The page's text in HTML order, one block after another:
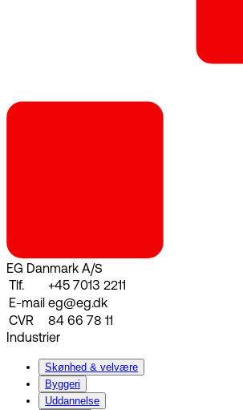
EG Danmark A/S
Tlf.
+45 7013 2211
E-mail eg@eg.dk
CVR
84 66 78 11
Industrier
Skønhed & velvære
Byggeri
Uddannelse